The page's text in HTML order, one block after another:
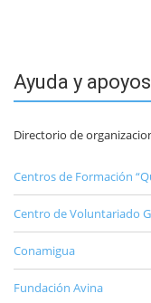
Ayuda y
Directorio de
Centros de Formación
Centro de Voluntariado
Conamigua
Fundación Avina